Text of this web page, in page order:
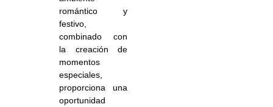
romántico y
festivo,
combinado con
la creación de
momentos
especiales,
proporciona una
oportunidad